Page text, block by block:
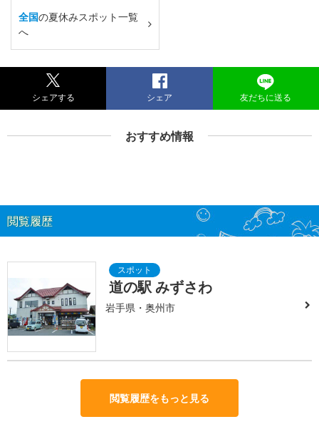
全国の夏休みスポット一覧
へ
シェアする シェア 友だちに送る
おすすめ情報
閲覧履歴
道の駅 みずさわ
岩手県・奥州市
閲覧履歴をもっと見る